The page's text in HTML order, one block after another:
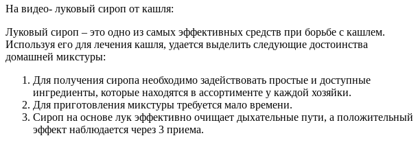
На видео- луковый сироп от кашля:
Луковый сироп – это одно из самых эффективных средств при борьбе с кашлем.
Используя его для лечения кашля, удается выделить следующие достоинства
домашней микстуры:
Для получения сиропа необходимо задействовать простые и доступные
ингредиенты, которые находятся в ассортименте у каждой хозяйки.
Для приготовления микстуры требуется мало времени.
Сироп на основе лук эффективно очищает дыхательные пути, а положительный
эффект наблюдается через 3 приема.